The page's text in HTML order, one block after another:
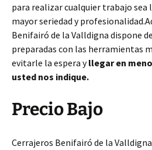
para realizar cualquier trabajo sea
mayor seriedad y
Benifairó de la Valldigna dispone
preparadas con las herramientas
evitarle la espera yllegar en
usted nos indique.
Precio Bajo
Cerrajeros Benifairó de la